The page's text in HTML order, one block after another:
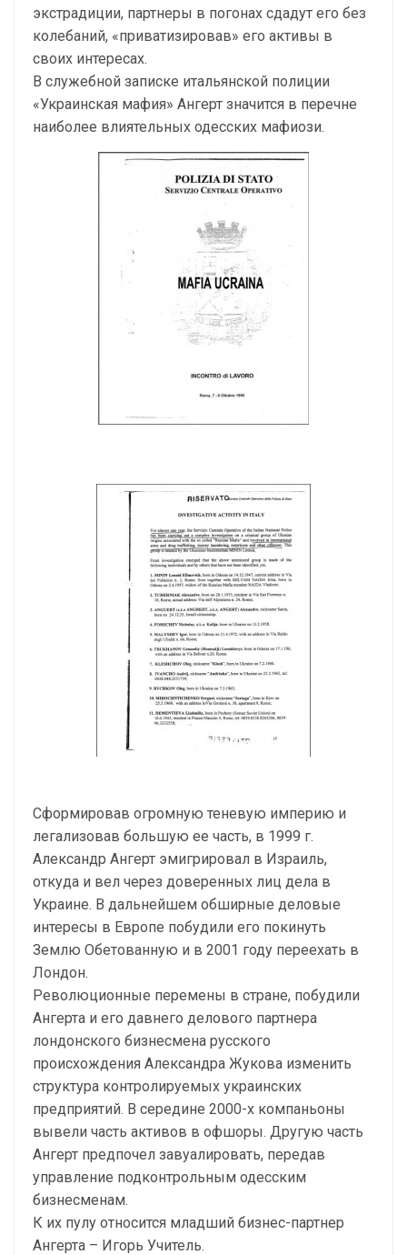
экстрадиции, партнеры в погонах сдадут его без
колебаний, «приватизировав» его активы в
своих интересах.
В служебной записке итальянской полиции
«Украинская мафия» Ангерт значится в перечне
наиболее влиятельных одесских мафиози.
Сформировав огромную теневую империю и
легализовав большую ее часть, в 1999 г.
Александр Ангерт эмигрировал в Израиль,
откуда и вел через доверенных лиц дела в
Украине. В дальнейшем обширные деловые
интересы в Европе побудили его покинуть
Землю Обетованную и в 2001 году переехать в
Лондон.
Революционные перемены в стране, побудили
Ангерта и его давнего делового партнера
лондонского бизнесмена русского
происхождения Александра Жукова изменить
структура контролируемых украинских
предприятий. В середине 2000-х компаньоны
вывели часть активов в офшоры. Другую часть
Ангерт предпочел завуалировать, передав
управление подконтрольным одесским
бизнесменам.
К их пулу относится младший бизнес-партнер
Ангерта – Игорь Учитель.